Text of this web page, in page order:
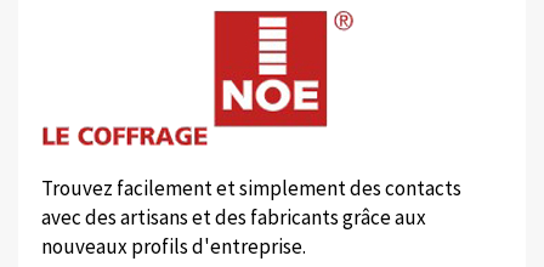
Trouvez facilement et simplement des contacts
avec des artisans et des fabricants grâce aux
nouveaux profils d'entreprise.